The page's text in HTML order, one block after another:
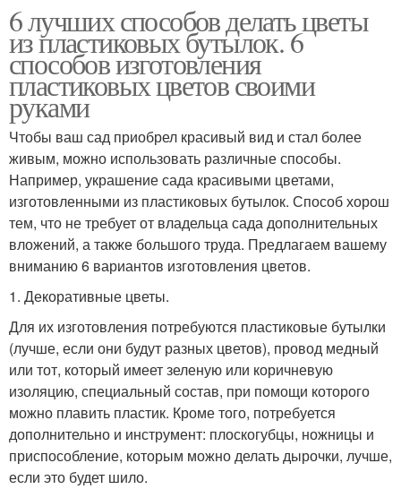
6 лучших способов делать цветы
из пластиковых бутылок. 6
способов изготовления
пластиковых цветов своими
руками
Чтобы ваш сад приобрел красивый вид и стал более
живым, можно использовать различные способы.
Например, украшение сада красивыми цветами,
изготовленными из пластиковых бутылок. Способ хорош
тем, что не требует от владельца сада дополнительных
вложений, а также большого труда. Предлагаем вашему
вниманию 6 вариантов изготовления цветов.
1. Декоративные цветы.
Для их изготовления потребуются пластиковые бутылки
(лучше, если они будут разных цветов), провод медный
или тот, который имеет зеленую или коричневую
изоляцию, специальный состав, при помощи которого
можно плавить пластик. Кроме того, потребуется
дополнительно и инструмент: плоскогубцы, ножницы и
приспособление, которым можно делать дырочки, лучше,
если это будет шило.